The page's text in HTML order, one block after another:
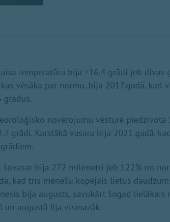
temperatūra bija +16,4 grādi jeb divas
vēsāka par normu, bija 2017.gadā, kad
grādus.
novērojumu vēsturē piedzīvota
grādi. Karstākā vasara bija 2021.gadā,
bija 272 milimetri jeb 122% no
kad trīs mēnešu kopējais lietus
bija augusts, savukārt šogad lielākais
augustā lija vismazāk.